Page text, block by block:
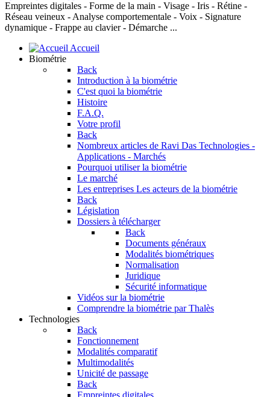
Empreintes digitales - Forme de la main - Visage - Iris - Rétine -
Réseau veineux - Analyse comportementale - Voix - Signature
dynamique - Frappe au clavier - Démarche ...
Accueil
Biométrie
Back
Introduction à la biométrie
C'est quoi la biométrie
Histoire
F.A.Q.
Votre profil
Back
Nombreux articles de Ravi Das Technologies -
Applications - Marchés
Pourquoi utiliser la biométrie
Le marché
Les entreprises Les acteurs de la biométrie
Back
Législation
Dossiers à télécharger
Back
Documents généraux
Modalités biométriques
Normalisation
Juridique
Sécurité informatique
Vidéos sur la biométrie
Comprendre la biométrie par Thalès
Technologies
Back
Fonctionnement
Modalités comparatif
Multimodalités
Unicité de passage
Back
Empreintes digitales